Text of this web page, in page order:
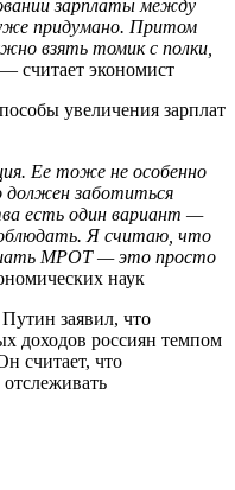
зарплаты между
придумано. Притом
взять томик с полки,
— считает экономист
увеличения зарплат
Ее тоже не особенно
должен заботиться
есть один вариант —
Я считаю, что
МРОТ — это просто
наук
заявил, что
доходов россиян темпом
считает, что